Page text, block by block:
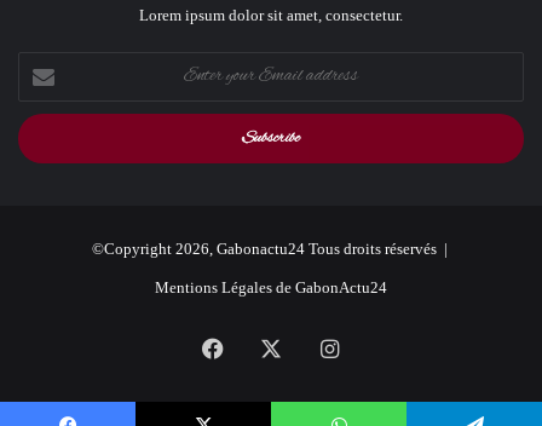
Lorem ipsum dolor sit amet, consectetur.
your
Email
address
©Copyright 2026, Gabonactu24 Tous droits réservés |
Mentions Légales de GabonActu24
Facebook Instagram